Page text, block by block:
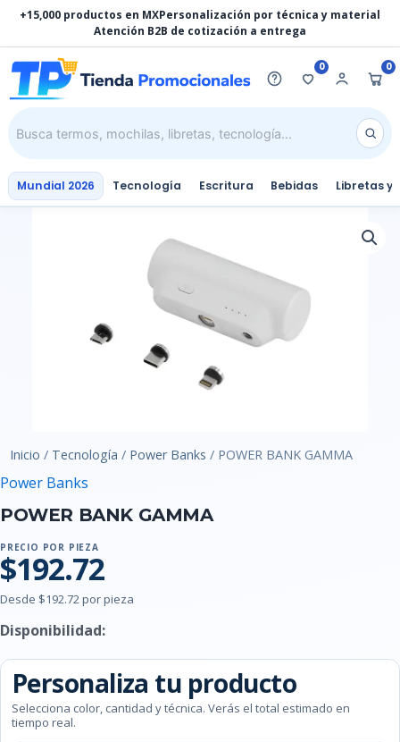
contenido
+15,000 productos en MXPersonalización por técnica y material
Atención B2B de cotización a entrega
0 0
Mundial 2026 Tecnología Escritura Bebidas Libretas y
Inicio / Tecnología / Power Banks / POWER BANK GAMMA
Power Banks
POWER BANK GAMMA
PRECIO POR PIEZA
$192.72
Desde $192.72 por pieza
Disponibilidad:
Personaliza tu producto
Selecciona color, cantidad y técnica. Verás el total estimado en
tiempo real.